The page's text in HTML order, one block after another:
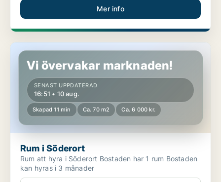
Mer info
Rum i Söderort
Vi övervakar marknaden!
SENAST UPPDATERAD
16:51 • 10 aug.
Skapad 11 min Ca. 70 m2 Ca. 6 000 kr.
Rum i Söderort
Rum att hyra i Söderort Bostaden har 1 rum Bostaden
kan hyras i 3 månader